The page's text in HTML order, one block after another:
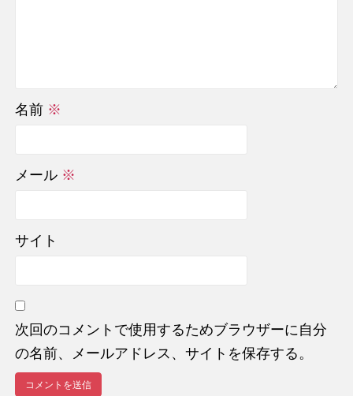
名前 ※
メール ※
サイト
次回のコメントで使用するためブラウザーに自分
の名前、メールアドレス、サイトを保存する。